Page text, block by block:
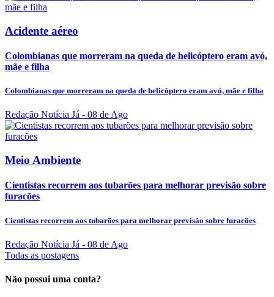
Acidente aéreo
Colombianas que morreram na queda de helicóptero eram avó,
mãe e filha
Colombianas que morreram na queda de helicóptero eram avó, mãe e filha
Redação Notícia Já - 08 de Ago
Meio Ambiente
Cientistas recorrem aos tubarões para melhorar previsão sobre
furacões
Cientistas recorrem aos tubarões para melhorar previsão sobre furacões
Redação Notícia Já - 08 de Ago
Todas as postagens
Não possui uma conta?